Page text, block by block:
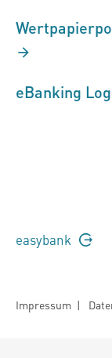
eBanking
easybank
Impressum |